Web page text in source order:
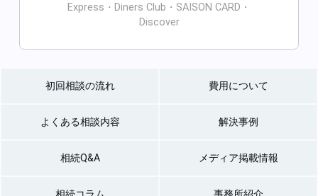
Express・Diners Club・SAISON CARD・
Discover
初回相談の流れ 費用について
よくある相談内容 解決事例
相続Q&A メディア掲載情報